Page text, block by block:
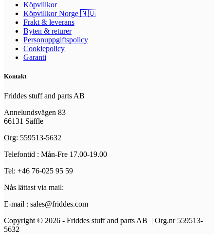
Köpvillkor
Köpvillkor Norge 🇳🇴
Frakt & leverans
Byten & returer
Personuppgiftspolicy
Cookiepolicy
Garanti
Kontakt
Friddes stuff and parts AB
Annelundsvägen 83
66131 Säffle
Org: 559513-5632
Telefontid : Mån-Fre 17.00-19.00
Tel: +46 76-025 95 59
Nås lättast via mail:
E-mail : sales@friddes.com
Copyright © 2026 - Friddes stuff and parts AB | Org.nr 559513-
5632